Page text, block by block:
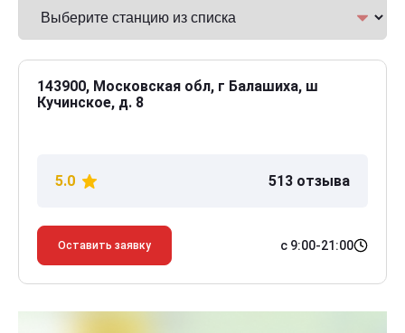
143900, Московская обл, г Балашиха, ш
Кучинское, д. 8
5.0 513 отзыва
Оставить заявку с 9:00-21:00